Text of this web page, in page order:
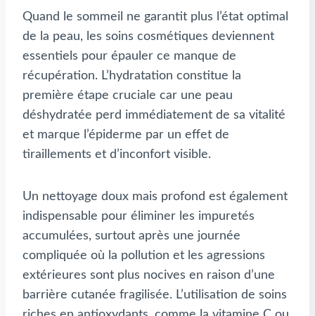
Quand le sommeil ne garantit plus l’état optimal
de la peau, les soins cosmétiques deviennent
essentiels pour épauler ce manque de
récupération. L’hydratation constitue la
première étape cruciale car une peau
déshydratée perd immédiatement de sa vitalité
et marque l’épiderme par un effet de
tiraillements et d’inconfort visible.
Un nettoyage doux mais profond est également
indispensable pour éliminer les impuretés
accumulées, surtout après une journée
compliquée où la pollution et les agressions
extérieures sont plus nocives en raison d’une
barrière cutanée fragilisée. L’utilisation de soins